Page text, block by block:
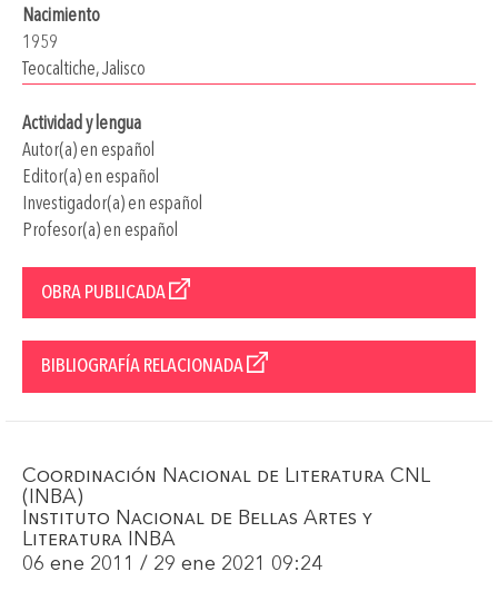
Nacimiento
1959
Teocaltiche, Jalisco
Actividad y lengua
Autor(a) en español
Editor(a) en español
Investigador(a) en español
Profesor(a) en español
OBRA PUBLICADA
BIBLIOGRAFÍA RELACIONADA
Coordinación Nacional de Literatura CNL
(INBA)
Instituto Nacional de Bellas Artes y
Literatura INBA
06 ene 2011 / 29 ene 2021 09:24